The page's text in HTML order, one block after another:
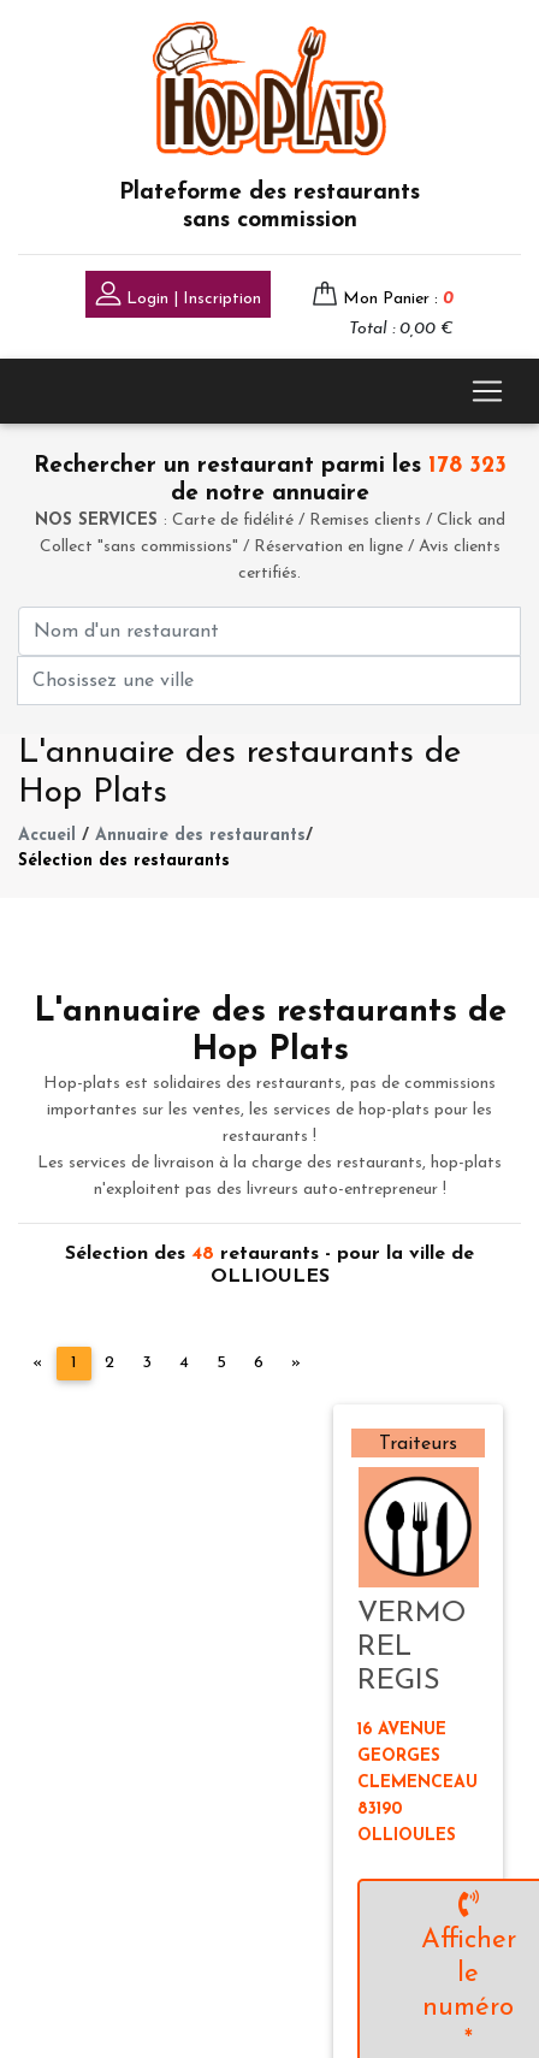
Plateforme des restaurants
sans commission
Login | Inscription Mon Panier : 0
Total : 0,00 €
Rechercher un restaurant parmi les 178 323
de notre annuaire
NOS SERVICES : Carte de fidélité / Remises clients / Click and
Collect "sans commissions" / Réservation en ligne / Avis clients
certifiés.
L'annuaire des restaurants de
Hop Plats
Accueil / Annuaire des restaurants/
Sélection des restaurants
L'annuaire des restaurants de
Hop Plats
Hop-plats est solidaires des restaurants, pas de commissions
importantes sur les ventes, les services de hop-plats pour les
restaurants !
Les services de livraison à la charge des restaurants, hop-plats
n'exploitent pas des livreurs auto-entrepreneur !
Sélection des 48 retaurants - pour la ville de
OLLIOULES
« Précédent
1 2 3 4 5 6 »
Traiteurs
VERMO
REL
REGIS
16 AVENUE
GEORGES
CLEMENCEAU
83190
OLLIOULES
Afficher
le
numéro
*